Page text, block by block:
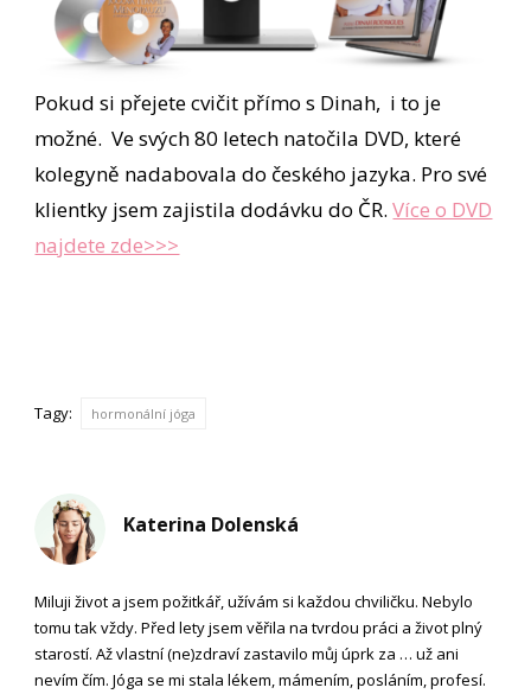
Pokud si přejete cvičit přímo s Dinah, i to je
možné. Ve svých 80 letech natočila DVD, které
kolegyně nadabovala do českého jazyka. Pro své
klientky jsem zajistila dodávku do ČR.Více o DVD
najdete zde>>>
Tagy: hormonální jóga
Katerina Dolenská
Miluji život a jsem požitkář, užívám si každou chviličku. Nebylo
tomu tak vždy. Před lety jsem věřila na tvrdou práci a život plný
starostí. Až vlastní (ne)zdraví zastavilo můj úprk za … už ani
nevím čím. Jóga se mi stala lékem, mámením, posláním, profesí.